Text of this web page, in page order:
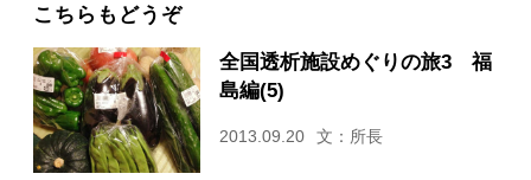
こちらもどうぞ
全国透析施設めぐりの旅3 福
島編(5)
2013.09.20 文：所長